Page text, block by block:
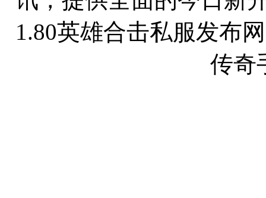
1.80英雄合击私服发布
传奇